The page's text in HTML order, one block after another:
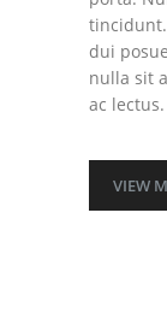
dui
nulla sit
ac lectus.
VIEW